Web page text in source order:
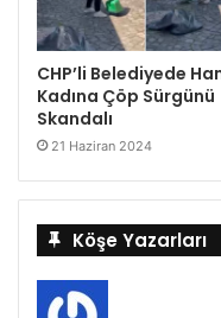
CHP’li Belediyede
Kadına Çöp Sürgünü
Skandalı
21 Haziran 2024
Köşe Yazarları